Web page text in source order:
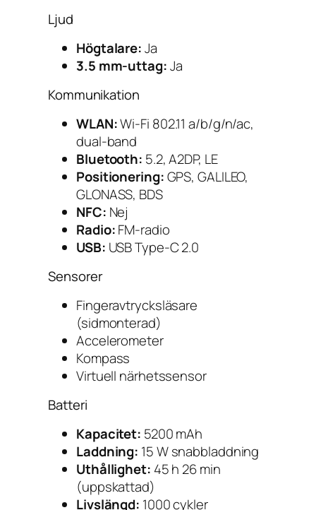
Ljud
Högtalare:Ja
3.5 mm-uttag:Ja
Kommunikation
WLAN:Wi-Fi 802.11 a/b/g/n/ac,
dual-band
Bluetooth: 5.2, A2DP, LE
Positionering:GPS, GALILEO,
GLONASS, BDS
NFC: Nej
Radio:FM-radio
USB: USB Type-C 2.0
Sensorer
Fingeravtrycksläsare
(sidmonterad)
Accelerometer
Kompass
Virtuell närhetssensor
Batteri
Kapacitet: 5200 mAh
Laddning: 15 W snabbladdning
Uthållighet: 45 h 26 min
(uppskattad)
Livslängd: 1000 cykler